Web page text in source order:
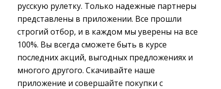
русскую рулетку. Только надежные партнеры
представлены в приложении. Все прошли
строгий отбор, и в каждом мы уверены на все
100%. Вы всегда сможете быть в курсе
последних акций, выгодных предложениях и
многого другого. Скачивайте наше
приложение и совершайте покупки с